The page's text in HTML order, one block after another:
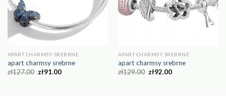
APART CHARMSY SREBRNE
apart charmsy srebrne
zł127.00 zł91.00
APART CHARMSY SREBRNE
apart charmsy srebrne
zł129.00 zł92.00